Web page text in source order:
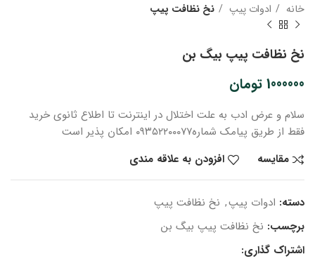
خانه ادوات پیپ نخ نظافت پیپ
نخ نظافت پیپ بیگ بن
1000000 تومان
سلام و عرض ادب به علت اختلال در اینترنت تا اطلاع ثانوی خرید
فقط از طریق پیامک شماره۰۹۳۵۲۲۰۰۰۷۷ امکان پذیر است
مقایسه
افزودن به علاقه مندی
دسته: ادوات پیپ, نخ نظافت پیپ
برچسب: نخ نظافت پیپ بیگ بن
اشتراک گذاری: